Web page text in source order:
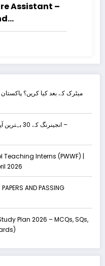
میٹرک کے بعد کیا کریں؟
Interns (PWWF) |
2026
AND PASSING
Plan 2026 – MCQs, SQs,
Assistant –